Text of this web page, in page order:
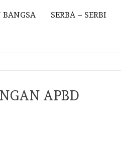
SERBA – SERBI
APBD